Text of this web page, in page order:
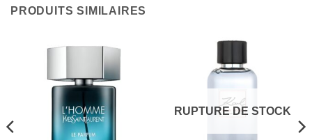
PRODUITS SIMILAIRES
RUPTURE DE STOCK